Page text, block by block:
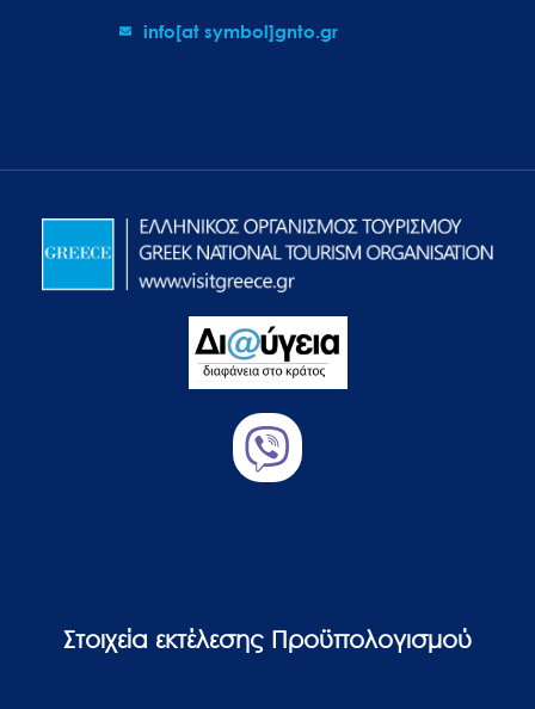
info[at symbol]gnto.gr
Στοιχεία εκτέλεσης Προϋπολογισμού